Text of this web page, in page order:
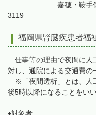
嘉穂・鞍手保健福
3119
福岡県腎臓疾患者福
仕事等の理由で夜間に人
対し、通院による交通費の
※「夜間透析」とは、人
後5時以降になることをいい